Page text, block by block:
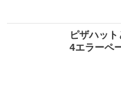
ピザハッ
4エラーペ